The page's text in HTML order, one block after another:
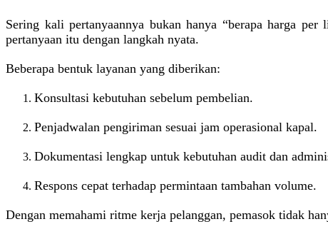
Sering kali pertanyaannya bukan hanya “berapa harga per
pertanyaan itu dengan langkah nyata.
Beberapa bentuk layanan yang diberikan:
Konsultasi kebutuhan sebelum pembelian.
Penjadwalan pengiriman sesuai jam operasional kapal.
Dokumentasi lengkap untuk kebutuhan audit dan
Respons cepat terhadap permintaan tambahan volume.
Dengan memahami ritme kerja pelanggan, pemasok tidak